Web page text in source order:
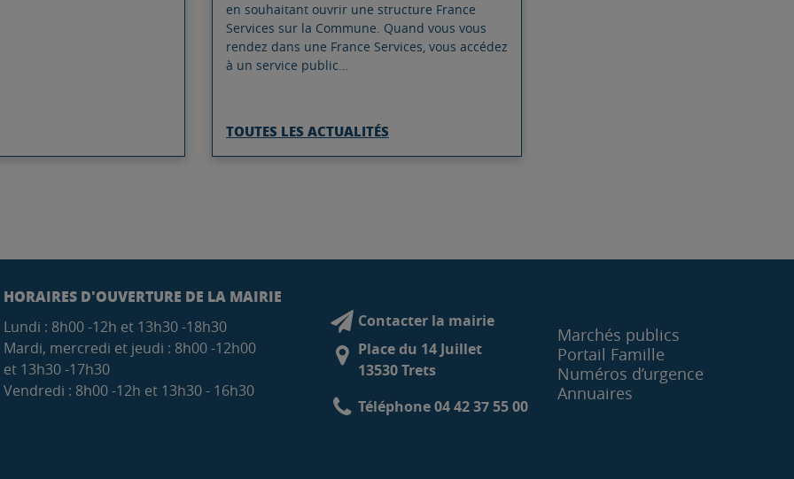
en souhaitant ouvrir une structure France
Services sur la Commune. Quand vous vous
rendez dans une France Services, vous accédez
à un service public…
TOUTES LES ACTUALITÉS
HORAIRES D'OUVERTURE DE LA MAIRIE
Lundi : 8h00 -12h et 13h30 -18h30
Mardi, mercredi et jeudi : 8h00 -12h00
et 13h30 -17h30
Vendredi : 8h00 -12h et 13h30 - 16h30
Contacter la mairie
Place du 14 Juillet
13530 Trets
Téléphone 04 42 37 55 00
Marchés publics
Portail Famille
Numéros d’urgence
Annuaires